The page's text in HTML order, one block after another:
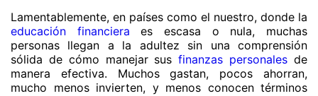
Lamentablemente, en países como el nuestro, donde la
educación financiera es escasa o nula, muchas
personas llegan a la adultez sin una comprensión
sólida de cómo manejar susfinanzas personales de
manera efectiva. Muchos gastan, pocos ahorran,
mucho menos invierten, y menos conocen términos